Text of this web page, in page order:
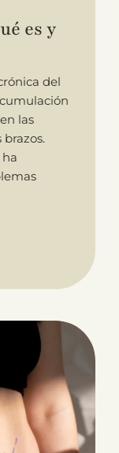
es y
del
las
brazos.